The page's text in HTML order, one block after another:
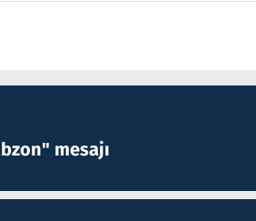
mesajı